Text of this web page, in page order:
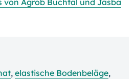
von Agrob Buchtal und Jasba
, elastische Bodenbeläge,